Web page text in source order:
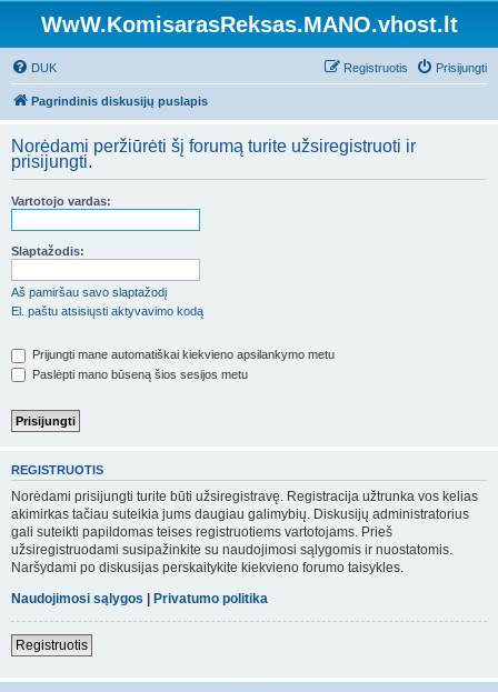
WwW.KomisarasReksas.MANO.vhost.lt
DUK Prisijungti
Registruotis
Pagrindinis diskusijų puslapis
Norėdami peržiūrėti šį forumą turite užsiregistruoti ir
prisijungti.
Vartotojo vardas:
Slaptažodis:
Aš pamiršau savo slaptažodį
El. paštu atsisiųsti aktyvavimo kodą
Prijungti mane automatiškai kiekvieno apsilankymo metu
Paslėpti mano būseną šios sesijos metu
REGISTRUOTIS
Norėdami prisijungti turite būti užsiregistravę. Registracija užtrunka vos kelias
akimirkas tačiau suteikia jums daugiau galimybių. Diskusijų administratorius
gali suteikti papildomas teises registruotiems vartotojams. Prieš
užsiregistruodami susipažinkite su naudojimosi sąlygomis ir nuostatomis.
Naršydami po diskusijas perskaitykite kiekvieno forumo taisykles.
Naudojimosi sąlygos | Privatumo politika
Registruotis